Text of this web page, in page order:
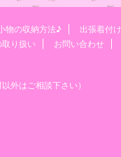
物の収納方法♪
出張着付
り扱い お問い合わせ
外はご相談下さい）